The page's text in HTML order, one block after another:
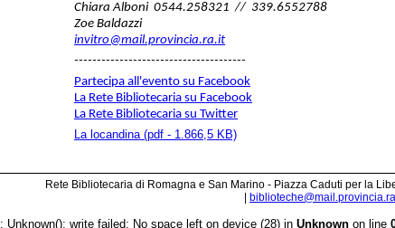
Chiara Alboni 0544.258321 // 339.6552788
Zoe Baldazzi
invitro@mail.provincia.ra.it
--------------------------------------
Partecipa all'evento su Facebook
La Rete Bibliotecaria su Facebook
La Rete Bibliotecaria su Twitter
La locandina (pdf - 1.866,5 KB)
Rete Bibliotecaria di Romagna e San Marino - Piazza Caduti per la
: Unknown(): write failed: No space left on device (28) in Unknownon line